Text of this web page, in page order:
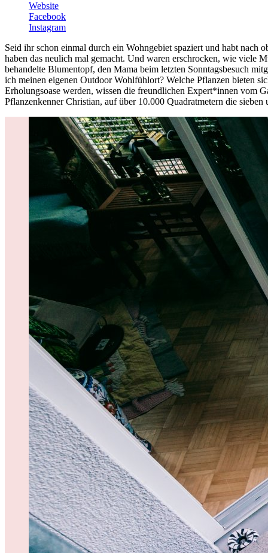
Website
Facebook
Instagram
Seid ihr schon einmal durch ein Wohngebiet spaziert und habt nach
haben das neulich mal gemacht. Und waren erschrocken, wie viele
behandelte Blumentopf, den Mama beim letzten Sonntagsbesuch
ich meinen eigenen Outdoor Wohlfühlort? Welche Pflanzen bieten
Erholungsoase werden, wissen die freundlichen Expert*innen vom
Pflanzenkenner Christian, auf über 10.000 Quadratmetern die